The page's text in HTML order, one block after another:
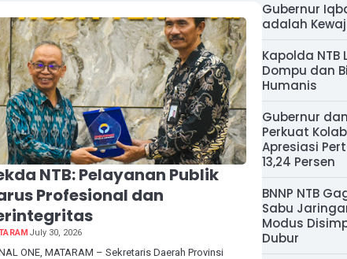
NTB: Pelayanan Publik
Profesional dan
July 30, 2026
ONE, MATARAM – Sekretaris Daerah Provinsi
Gubernur
adalah
Kapolda NTB
Dompu dan
Humanis
Gubernur
Perkuat
Apresiasi
13,24 Persen
BNNP NTB
Sabu
Modus
Dubur